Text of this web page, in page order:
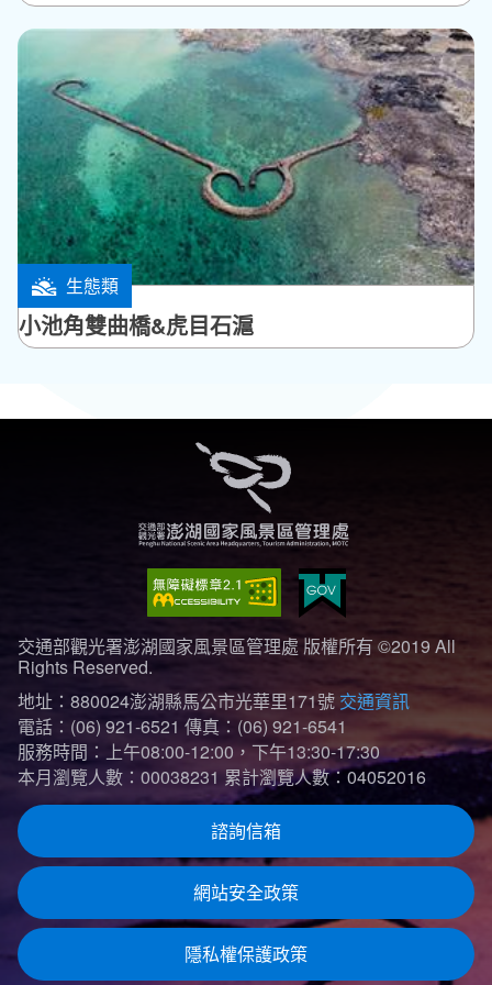
生態類
西嶼鄉
小池角雙曲橋&虎目石滬
交通部觀光署澎湖國家風景區管理處 版權所有 ©2019 All
Rights Reserved.
地址：880024澎湖縣馬公市光華里171號 交通資訊
電話：(06) 921-6521 傳真：(06) 921-6541
服務時間：上午08:00-12:00，下午13:30-17:30
本月瀏覽人數：00038231 累計瀏覽人數：04052016
諮詢信箱
網站安全政策
隱私權保護政策